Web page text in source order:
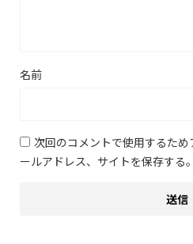
名前
次回のコメントで使用するた
ールアドレス、サイトを保存する。